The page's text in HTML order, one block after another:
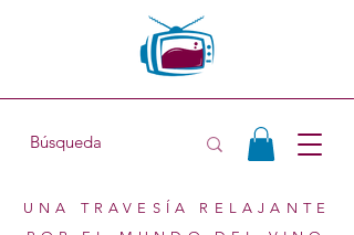
UNA TRAVESÍA RELAJANTE